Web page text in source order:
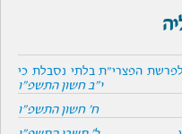
הפצרי"ת בלתי נסבלת כי
י"ב חשון התשפ"ו
ח' חשון התשפ"ו